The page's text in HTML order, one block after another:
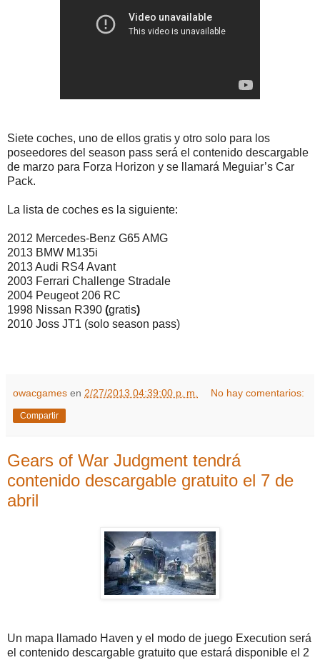
Siete coches, uno de ellos gratis y otro solo para los
poseedores del season pass será el contenido descargable
de marzo para Forza Horizon y se llamará Meguiar’s Car
Pack.
La lista de coches es la siguiente:
2012 Mercedes-Benz G65 AMG
2013 BMW M135i
2013 Audi RS4 Avant
2003 Ferrari Challenge Stradale
2004 Peugeot 206 RC
1998 Nissan R390 (gratis)
2010 Joss JT1 (solo season pass)
owacgames en 2/27/2013 04:39:00 p. m. No hay comentarios:
Compartir
Gears of War Judgment tendrá
contenido descargable gratuito el 7 de
abril
Un mapa llamado Haven y el modo de juego Execution será
el contenido descargable gratuito que estará disponible el 2